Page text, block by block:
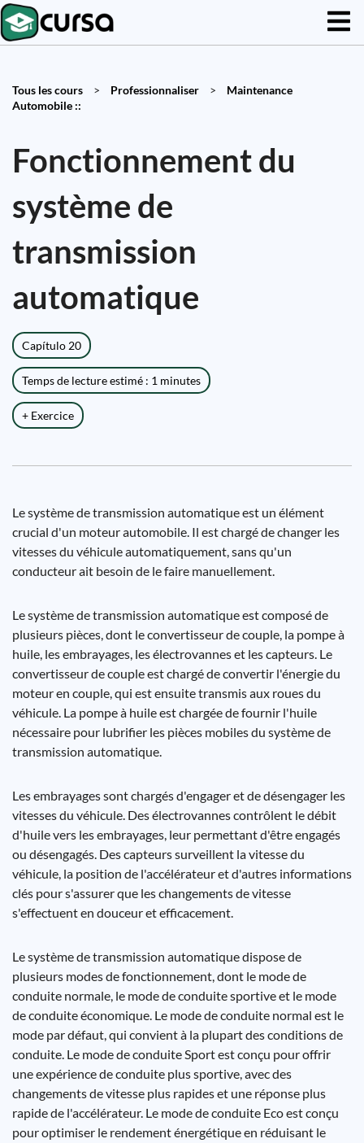
Tous les cours > Professionnaliser >
Maintenance
Automobile ::
Fonctionnement du
système de
transmission
automatique
Capítulo 20
Temps de lecture estimé : 1 minutes
+ Exercice
Le système de transmission automatique est un élément
crucial d'un moteur automobile. Il est chargé de changer les
vitesses du véhicule automatiquement, sans qu'un
conducteur ait besoin de le faire manuellement.
Le système de transmission automatique est composé de
plusieurs pièces, dont le convertisseur de couple, la pompe à
huile, les embrayages, les électrovannes et les capteurs. Le
convertisseur de couple est chargé de convertir l'énergie du
moteur en couple, qui est ensuite transmis aux roues du
véhicule. La pompe à huile est chargée de fournir l'huile
nécessaire pour lubrifier les pièces mobiles du système de
transmission automatique.
Les embrayages sont chargés d'engager et de désengager les
vitesses du véhicule. Des électrovannes contrôlent le débit
d'huile vers les embrayages, leur permettant d'être engagés
ou désengagés. Des capteurs surveillent la vitesse du
véhicule, la position de l'accélérateur et d'autres informations
clés pour s'assurer que les changements de vitesse
s'effectuent en douceur et efficacement.
Le système de transmission automatique dispose de
plusieurs modes de fonctionnement, dont le mode de
conduite normale, le mode de conduite sportive et le mode
de conduite économique. Le mode de conduite normal est le
mode par défaut, qui convient à la plupart des conditions de
conduite. Le mode de conduite Sport est conçu pour offrir
une expérience de conduite plus sportive, avec des
changements de vitesse plus rapides et une réponse plus
rapide de l'accélérateur. Le mode de conduite Eco est conçu
pour optimiser le rendement énergétique en réduisant le